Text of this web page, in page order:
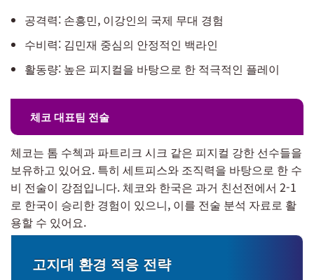
공격력: 손흥민, 이강인의 국제 무대 경험
수비력: 김민재 중심의 안정적인 백라인
활동량: 높은 피지컬을 바탕으로 한 적극적인 플레이
체코 대표팀 전술
체코는 톰 수첵과 파트리크 시크 같은 피지컬 강한 선수들을
보유하고 있어요. 특히 세트피스와 조직력을 바탕으로 한 수
비 전술이 강점입니다. 체코와 한국은 과거 친선전에서 2-1
로 한국이 승리한 경험이 있으니, 이를 전술 분석 자료로 활
용할 수 있어요.
고지대 환경 적응 전략